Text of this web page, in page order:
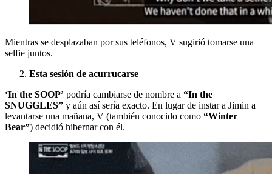
Mientras se desplazaban por sus teléfonos, V sugirió tomarse una
selfie juntos.
Esta sesión de acurrucarse
‘In the SOOP’ podría cambiarse de nombre a “In the
SNUGGLES” y aún así sería exacto. En lugar de instar a Jimin a
levantarse una mañana, V (también conocido como “Winter
Bear”) decidió hibernar con él.